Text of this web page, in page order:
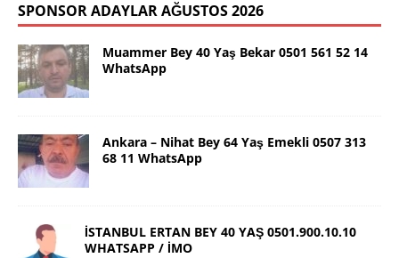
SPONSOR ADAYLAR AĞUSTOS 2026
Muammer Bey 40 Yaş Bekar 0501 561 52 14
WhatsApp
Ankara – Nihat Bey 64 Yaş Emekli 0507 313
68 11 WhatsApp
İSTANBUL ERTAN BEY 40 YAŞ 0501.900.10.10
WHATSAPP / İMO